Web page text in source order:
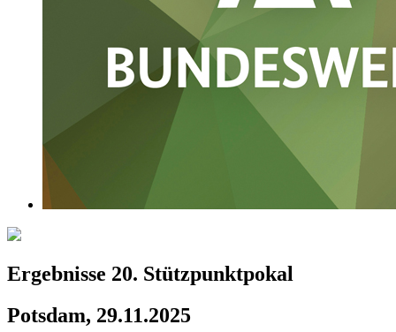
Ergebnisse 20. Stützpunktpokal
Potsdam, 29.11.2025